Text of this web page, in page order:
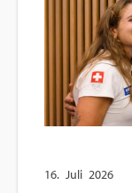
16. Juli 2026